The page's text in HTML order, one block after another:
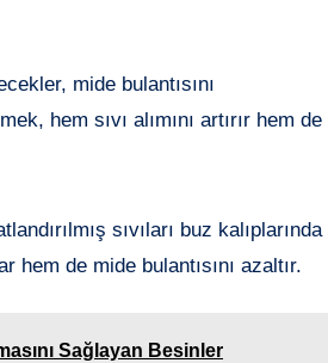
mide bulantısını
hem sıvı alımını artırır hem de
sıvıları buz kalıplarında
hem de mide bulantısını azaltır.
Sağlayan Besinler